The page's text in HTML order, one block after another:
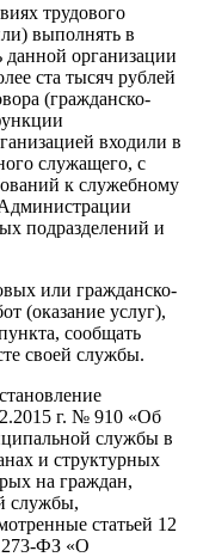
трудового
выполнять в
данной организации
ста тысяч рублей
(гражданско-
входили в
служащего, с
к служебному
подразделений и
или гражданско-
(оказание услуг),
сообщать
своей службы.
г. № 910 «Об
службы в
и структурных
на граждан,
службы,
статьей 12
273-ФЗ «О